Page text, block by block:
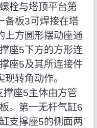
栓与塔顶平台第
备板3可焊接在塔
上方圆形摆动座通
座5下方的方形连
座5及其所连接件
转角动作。
撑座5主体由方管
。第一无杆气缸6
支撑座5的侧面两